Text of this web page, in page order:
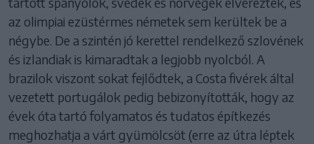
az olimpiai ezüstérmes németek sem kerültek be a
négybe. De a szintén jó kerettel rendelkező szlovének
és izlandiak is kimaradtak a legjobb nyolcból. A
brazilok viszont sokat fejlődtek, a Costa fivérek által
vezetett portugálok pedig bebizonyították, hogy az
évek óta tartó folyamatos és tudatos építkezés
meghozhatja a várt gyümölcsöt (erre az útra léptek